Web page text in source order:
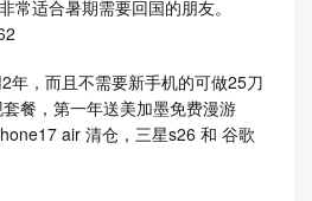
常适合暑期需要回国的朋友。
年，而且不需要新手机的可做25刀
餐，第一年送美加墨免费漫游
air 清仓，三星s26 和 谷歌